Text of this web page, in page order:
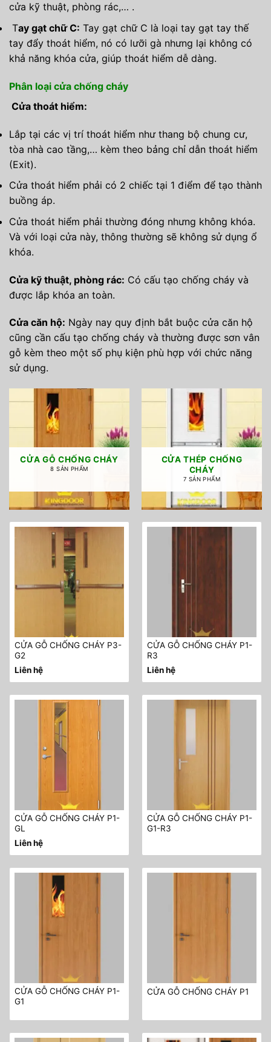
cửa kỹ thuật, phòng rác,… .
Tay gạt chữ C: Tay gạt chữ C là loại tay gạt tay thế
tay đẩy thoát hiểm, nó có lưỡi gà nhưng lại không có
khả năng khóa cửa, giúp thoát hiểm dễ dàng.
Phân loại cửa chống cháy
Cửa thoát hiểm:
Lắp tại các vị trí thoát hiểm như thang bộ chung cư,
tòa nhà cao tầng,… kèm theo bảng chỉ dẫn thoát hiểm
(Exit).
Cửa thoát hiểm phải có 2 chiếc tại 1 điểm để tạo thành
buồng áp.
Cửa thoát hiểm phải thường đóng nhưng không khóa.
Và với loại cửa này, thông thường sẽ không sử dụng ổ
khóa.
Cửa kỹ thuật, phòng rác: Có cấu tạo chống cháy và
được lắp khóa an toàn.
Cửa căn hộ: Ngày nay quy định bắt buộc cửa căn hộ
cũng cần cấu tạo chống cháy và thường được sơn vân
gỗ kèm theo một số phụ kiện phù hợp với chức năng
sử dụng.
CỬA GỖ CHỐNG CHÁY
8 SẢN PHẨM
CỬA THÉP CHỐNG
CHÁY
7 SẢN PHẨM
CỬA GỖ CHỐNG CHÁY P3-
G2
Liên hệ
CỬA GỖ CHỐNG CHÁY P1-
R3
Liên hệ
CỬA GỖ CHỐNG CHÁY P1-
GL
Liên hệ
CỬA GỖ CHỐNG CHÁY P1-
G1-R3
CỬA GỖ CHỐNG CHÁY P1-
G1
CỬA GỖ CHỐNG CHÁY P1